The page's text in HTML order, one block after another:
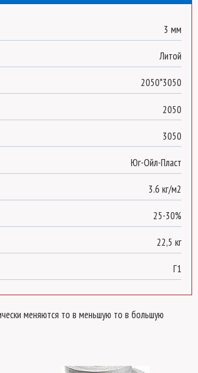
3 мм
Литой
2050*3050
2050
3050
Юг-Ойл-Пласт
3.6 кг/м2
25-30%
22,5 кг
Г1
меняются то в меньшую то в большую